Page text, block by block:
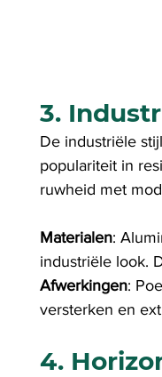
3.
De industriële
populariteit in
ruwheid met
Materialen:
industriële look.
Afwerkingen:
versterken en
4.